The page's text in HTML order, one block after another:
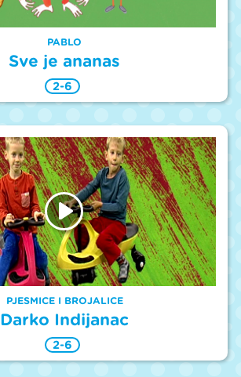
PABLO
Sve je ananas
2-6
PJESMICE I BROJALICE
Darko Indijanac
2-6